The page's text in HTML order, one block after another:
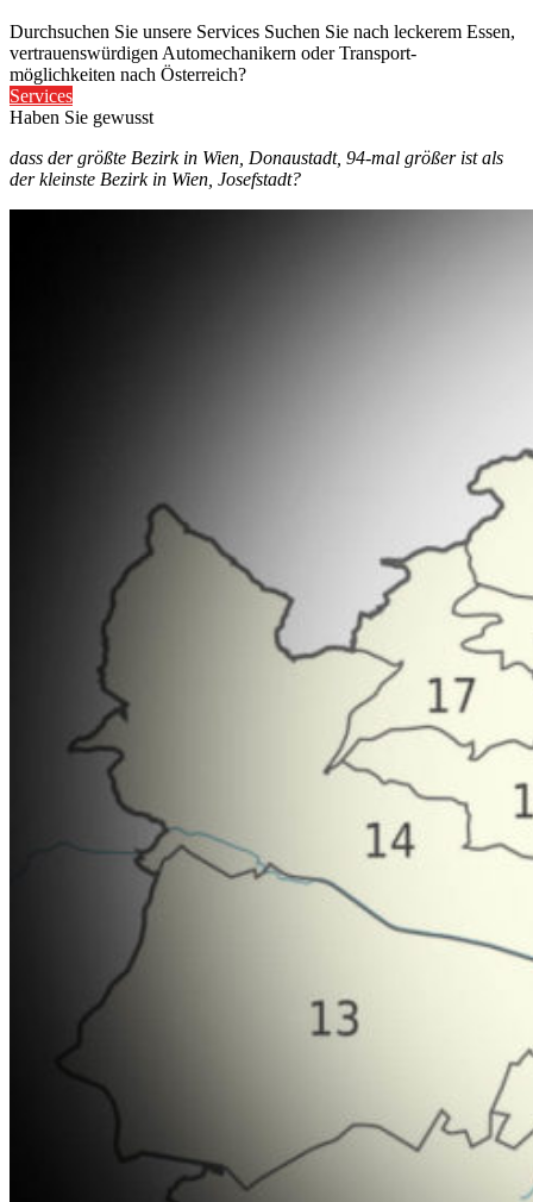
Durchsuchen Sie unsere Services Suchen Sie nach leckerem Essen,
vertrauenswürdigen Automechanikern oder Transport-
möglichkeiten nach Österreich?
Services
Haben Sie gewusst
dass der größte Bezirk in Wien, Donaustadt, 94-mal größer ist als
der kleinste Bezirk in Wien, Josefstadt?